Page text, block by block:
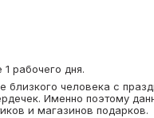
рабочего дня.
близкого человека с
Именно поэтому
и магазинов подарков.